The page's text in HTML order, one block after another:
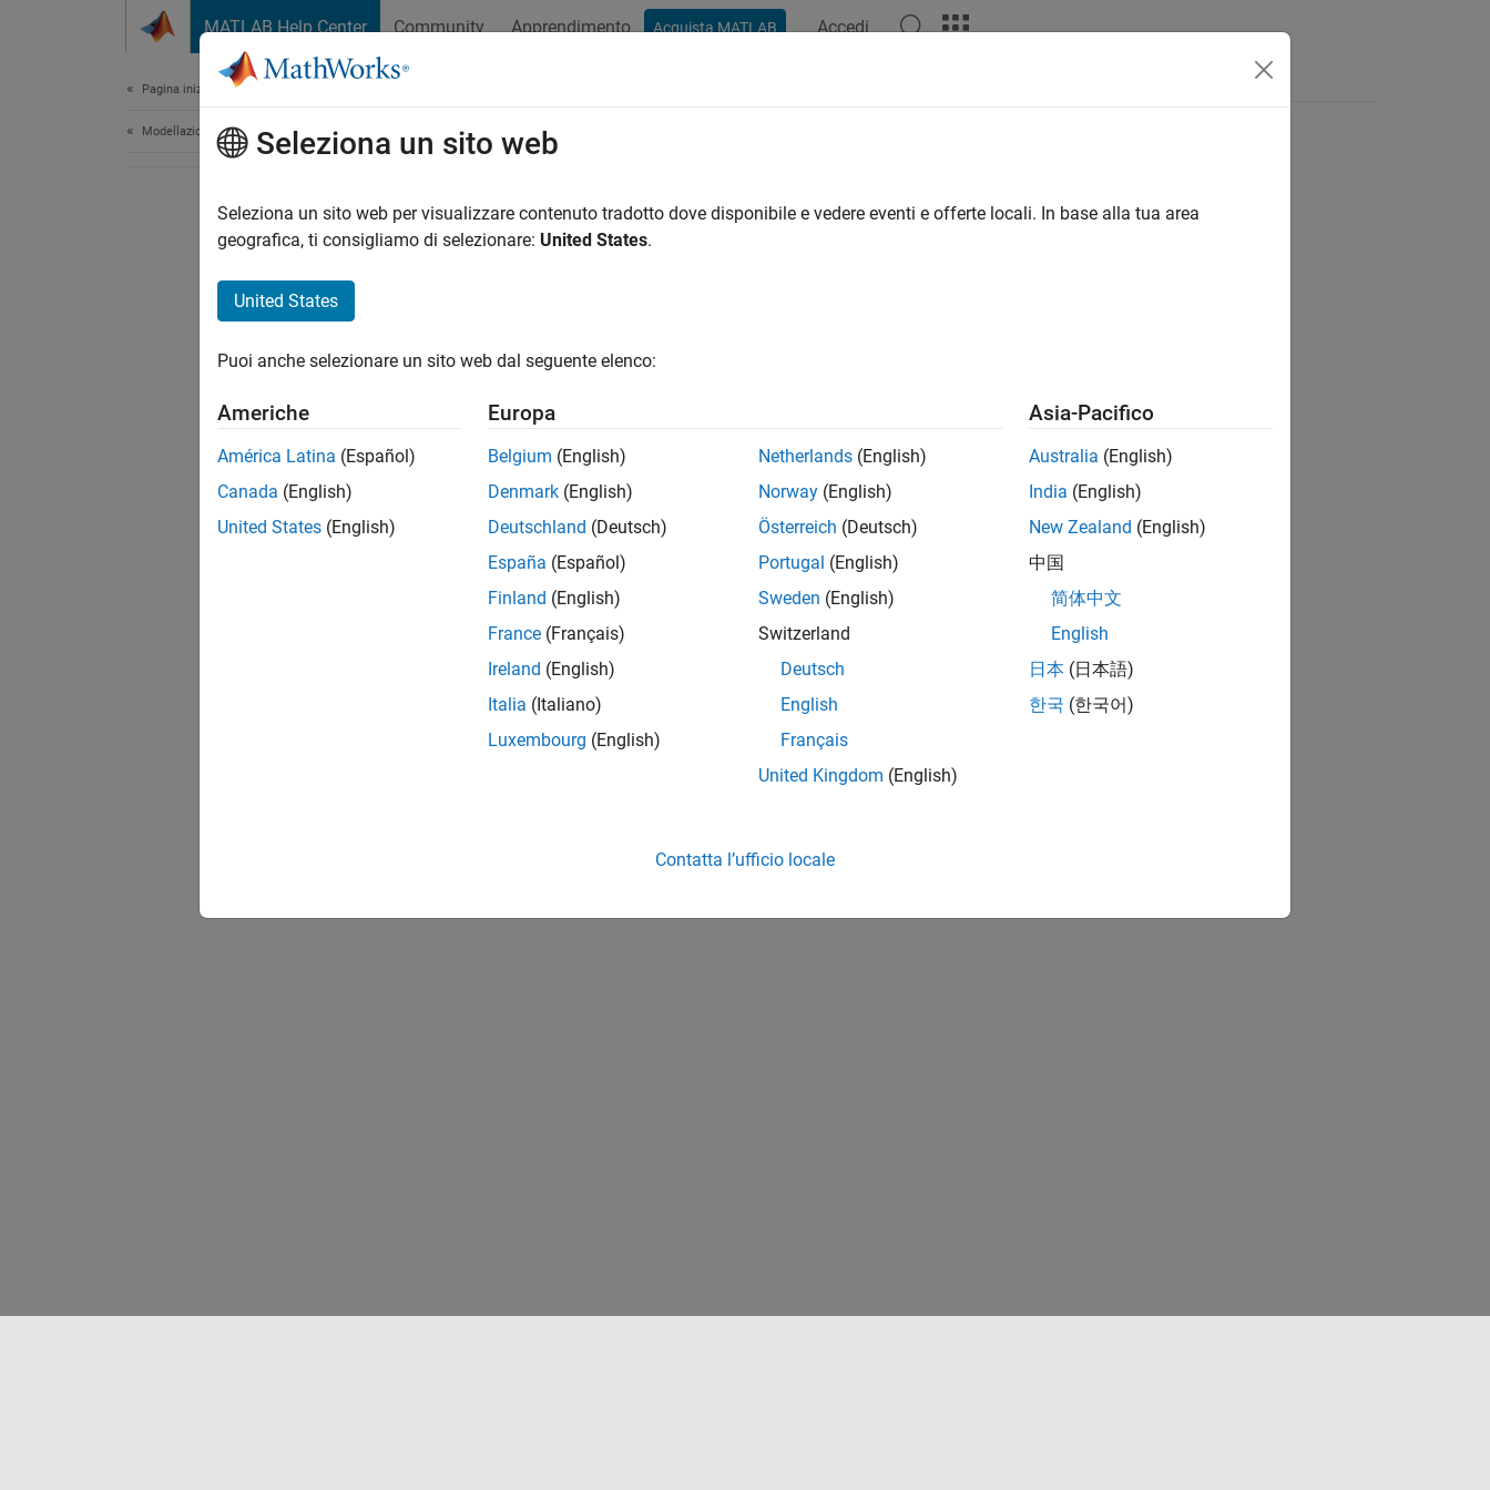
MATLAB Help Center Community Apprendimento Acquista MATLAB Accedi
Pagina iniziale della documentazione
Modellazione fisica Seleziona un sito web
Seleziona un sito web per visualizzare contenuto tradotto dove disponibile e vedere eventi e offerte locali. In base alla tua area
geografica, ti consigliamo di selezionare: United States.
United States
Puoi anche selezionare un sito web dal seguente elenco:
Americhe
América Latina (Español)
Canada (English)
United States (English)
Europa
Belgium (English)
Denmark (English)
Deutschland (Deutsch)
España (Español)
Finland (English)
France (Français)
Ireland (English)
Italia (Italiano)
Luxembourg (English)
Netherlands (English)
Norway (English)
Österreich (Deutsch)
Portugal (English)
Sweden (English)
Switzerland
Deutsch
English
Français
United Kingdom (English)
Asia-Pacifico
Australia (English)
India (English)
New Zealand (English)
中国
简体中文
English
日本 (日本語)
한국 (한국어)
Contatta l’ufficio locale